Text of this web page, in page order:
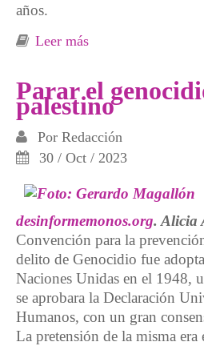
años.
Leer más
Parar el
palestino
Por Redacción
30 / Oct / 2023
desinformemonos.org. Alicia
Convención para la
delito de Genocidio fue
Naciones Unidas en el 1948,
se aprobara la Declaración
Humanos, con un gran
La pretensión de la misma era